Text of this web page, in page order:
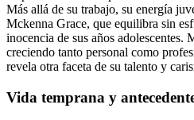
Más allá de su trabajo, su energía
Mckenna Grace, que equilibra sin
inocencia de sus años adolescentes.
creciendo tanto personal como
revela otra faceta de su talento y
Vida temprana y